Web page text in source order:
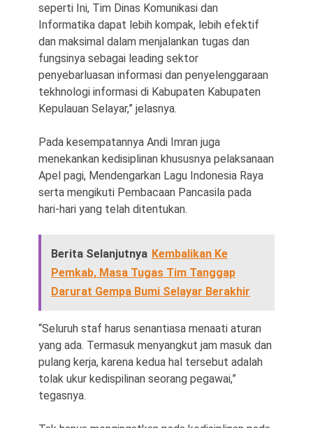
seperti Ini, Tim Dinas Komunikasi dan
Informatika dapat lebih kompak, lebih efektif
dan maksimal dalam menjalankan tugas dan
fungsinya sebagai leading sektor
penyebarluasan informasi dan penyelenggaraan
tekhnologi informasi di Kabupaten Kabupaten
Kepulauan Selayar,” jelasnya.
Pada kesempatannya Andi Imran juga
menekankan kedisiplinan khususnya pelaksanaan
Apel pagi, Mendengarkan Lagu Indonesia Raya
serta mengikuti Pembacaan Pancasila pada
hari-hari yang telah ditentukan.
Berita Selanjutnya Kembalikan Ke
Pemkab, Masa Tugas Tim Tanggap
Darurat Gempa Bumi Selayar Berakhir
“Seluruh staf harus senantiasa menaati aturan
yang ada. Termasuk menyangkut jam masuk dan
pulang kerja, karena kedua hal tersebut adalah
tolak ukur kedispilinan seorang pegawai,”
tegasnya.